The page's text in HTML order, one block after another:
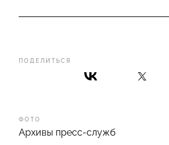
ПОДЕЛИТЬСЯ
ФОТО
Архивы пресс-служб